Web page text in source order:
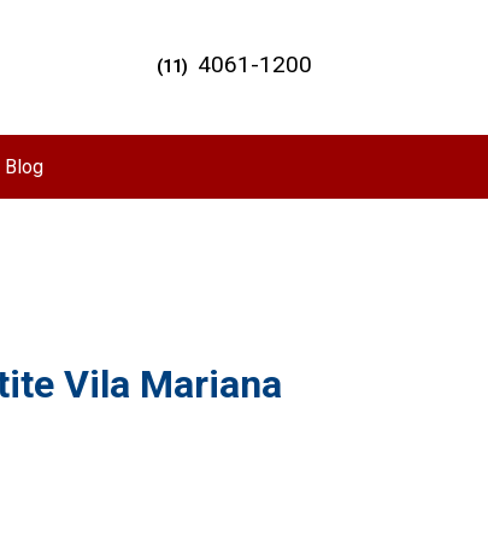
Blog
(11) 4061-1200
Vila Mariana